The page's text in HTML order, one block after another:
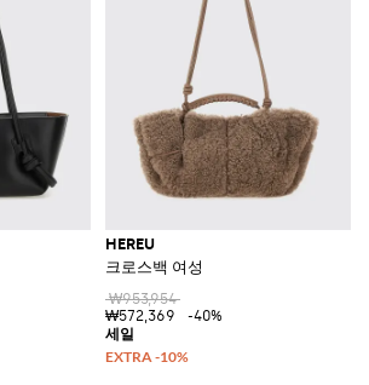
HEREU
크로스백 여성
₩953,954
₩572,369
-40%